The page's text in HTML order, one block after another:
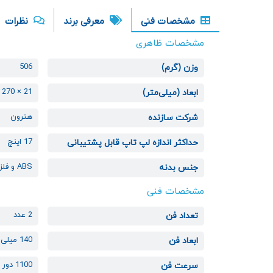
مشخصات فنی معرفی برند نظرات
مشخصات ظاهری
وزن (گرم) 506
ابعاد (میلی‌متر) 21 × 270 × 360
شرکت سازنده هترون
حداکثر اندازه لپ تاپ قابل پشتیبانی 17 اینچ
جنس بدنه ABS و فلز
مشخصات فنی
تعداد فن 2 عدد
ابعاد فن 140 میلی متری
سرعت فن 1100 دور بر دقیقه